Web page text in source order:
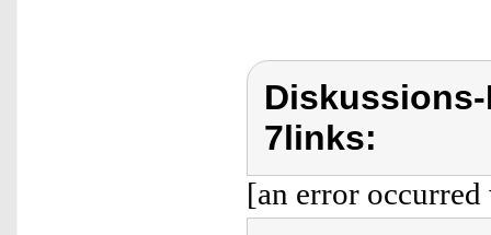
7links:
[an error